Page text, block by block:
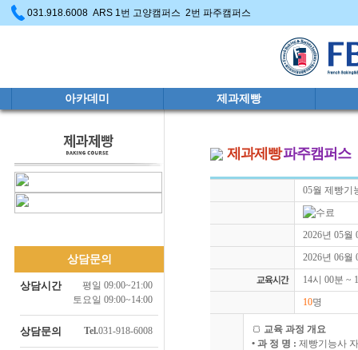
031.918.6008 ARS 1번 고양캠퍼스 2번 파주캠퍼스
아카데미 제과제빵
상담문의
상담시간
평일 09:00~21:00
토요일 09:00~14:00
상담문의 Tel.031-918-6008
제과제빵파주캠퍼스
05월 제빵기
2026년 05월
2026년 06월
14시 00분 ~
10명
🍞 교육 과정 개요
• 과 정 명 : 제빵기능사